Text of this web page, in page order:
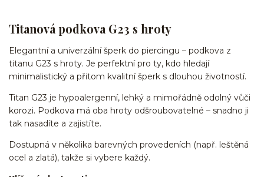
Titanová podkova G23 s hroty
Elegantní a univerzální šperk do piercingu – podkova z
titanu G23 s hroty. Je perfektní pro ty, kdo hledají
minimalistický a přitom kvalitní šperk s dlouhou životností.
Titan G23 je hypoalergenní, lehký a mimořádně odolný vůči
korozi. Podkova má oba hroty odšroubovatelné – snadno ji
tak nasadíte a zajistíte.
Dostupná v několika barevných provedeních (např. leštěná
ocel a zlatá), takže si vybere každý.